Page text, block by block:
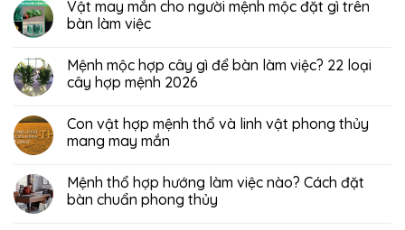
Vật may mắn cho người mệnh mộc đặt gì trên
bàn làm việc
Mệnh mộc hợp cây gì để bàn làm việc? 22 loại
cây hợp mệnh 2026
Con vật hợp mệnh thổ và linh vật phong thủy
mang may mắn
Mệnh thổ hợp hướng làm việc nào? Cách đặt
bàn chuẩn phong thủy